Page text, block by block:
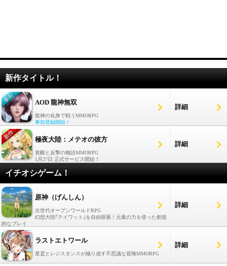
新作タイトル！
AOD 龍神無双
龍神の化身で戦うMMORPG
事前登録開始！
詳細
極夜大陸：メテオの彼方
覚醒と反撃の物語MMORPG
1月27日 正式サービス開始！
詳細
イチオシゲーム！
原神（げんしん）
次世代オープンワールドRPG
幻想大陸｢テイワット｣を自由探索！元素の力を使った創造
的なプレイ
詳細
ラストエトワール
星霊とレジスタンスが織り成す不思議な冒険MMORPG
詳細